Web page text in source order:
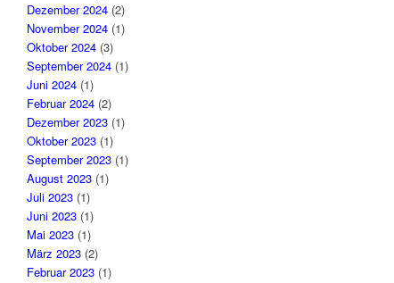
Dezember 2024 (2)
November 2024 (1)
Oktober 2024 (3)
September 2024 (1)
Juni 2024 (1)
Februar 2024 (2)
Dezember 2023 (1)
Oktober 2023 (1)
September 2023 (1)
August 2023 (1)
Juli 2023 (1)
Juni 2023 (1)
Mai 2023 (1)
März 2023 (2)
Februar 2023 (1)